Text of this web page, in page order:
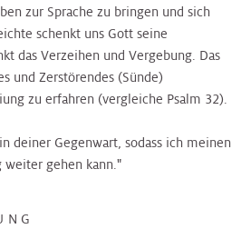
zur Sprache zu bringen und sich
schenkt uns Gott seine
das Verzeihen und Vergebung. Das
und Zerstörendes (Sünde)
zu erfahren (vergleiche Psalm 32).
deiner Gegenwart, sodass ich meinen
weiter gehen kann."